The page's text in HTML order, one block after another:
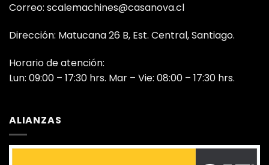
Correo: scalemachines@casanova.cl
Dirección: Matucana 26 B, Est. Central, Santiago.
Horario de atención:
Lun: 09:00 – 17:30 hrs. Mar – Vie: 08:00 – 17:30 hrs.
ALIANZAS